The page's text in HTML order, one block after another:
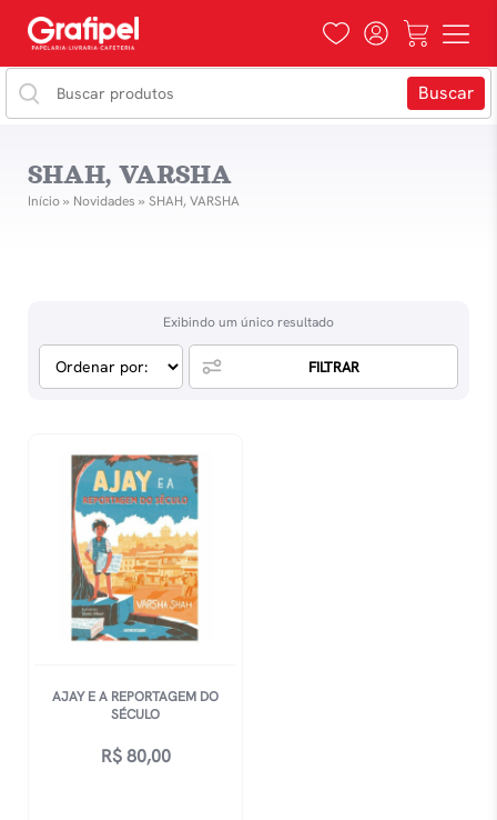
SHAH, VARSHA
Início» Novidades » SHAH, VARSHA
Exibindo um único resultado
FILTRAR
AJAY E A REPORTAGEM DO
SÉCULO
R$80,00